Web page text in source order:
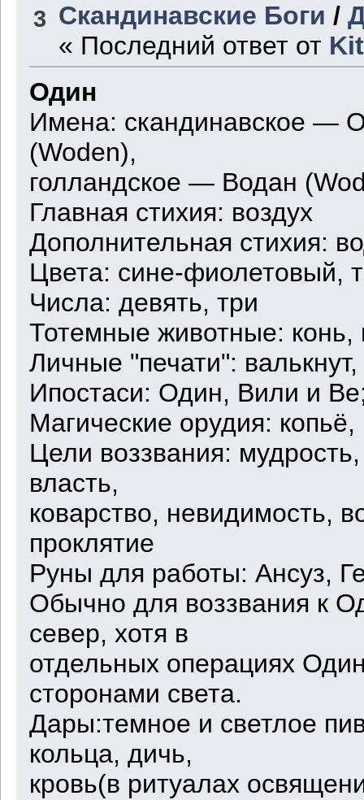
3 Скандинавские Боги /
« Последний ответ от
Один
Имена: скандинавское —
(Woden),
голландское — Водан
Главная стихия: воздух
Дополнительная стихия:
Цвета: сине-фиолетовый,
Числа: девять, три
Тотемные животные: конь,
Личные "печати":
Ипостаси: Один, Вили и
Магические орудия: копьё,
Цели воззвания:
власть,
коварство, невидимость,
проклятие
Руны для работы: Ансуз,
Обычно для воззвания к
север, хотя в
отдельных операциях
сторонами света.
Дары:темное и светлое
кольца, дичь,
кровь(в ритуалах